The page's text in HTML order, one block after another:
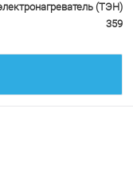
(ТЭН)
359